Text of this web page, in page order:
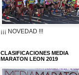
¡¡¡ NOVEDAD !!!
CLASIFICACIONES MEDIA
MARATON LEON 2019